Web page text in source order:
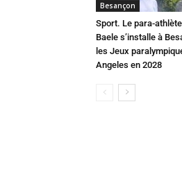
Besançon
Sport. Le para-
Baele s’installe à
les Jeux
Angeles en 2028